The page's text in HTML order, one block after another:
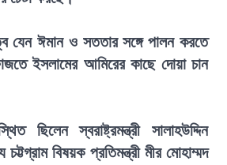
যেন ঈমান ও সততার সঙ্গে পালন করতে
ইসলামের আমিরের কাছে দোয়া চান
ছিলেন স্বরাষ্ট্রমন্ত্রী সালাহউদ্দিন
বিষয়ক প্রতিমন্ত্রী মীর মোহাম্মদ